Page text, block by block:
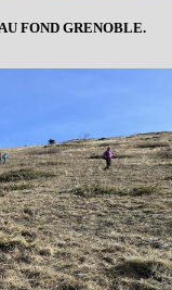
FOND GRENOBLE.